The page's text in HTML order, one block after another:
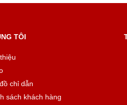
TÔI
chỉ dẫn
sách khách hàng